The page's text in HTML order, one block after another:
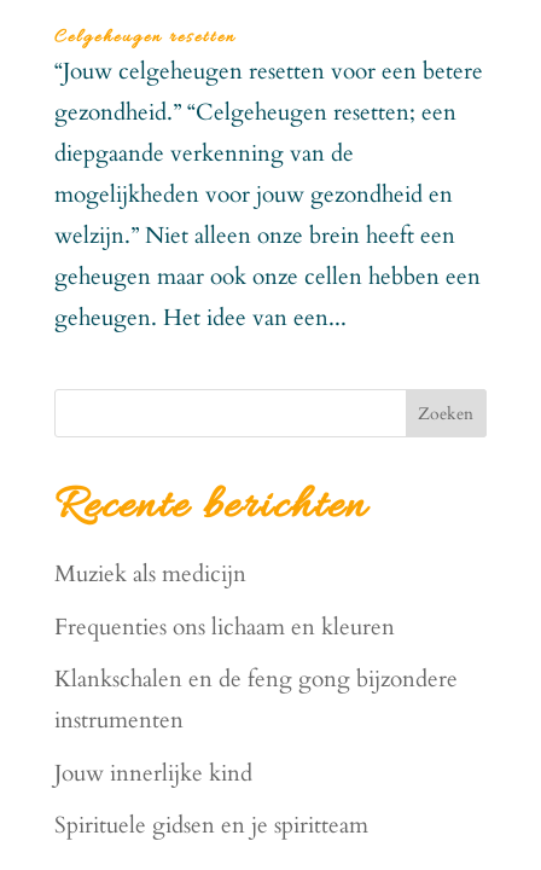
Celgeheugen resetten
“Jouw celgeheugen resetten voor een betere
gezondheid.” “Celgeheugen resetten; een
diepgaande verkenning van de
mogelijkheden voor jouw gezondheid en
welzijn.” Niet alleen onze brein heeft een
geheugen maar ook onze cellen hebben een
geheugen. Het idee van een...
Zoeken
Recente berichten
Muziek als medicijn
Frequenties ons lichaam en kleuren
Klankschalen en de feng gong bijzondere
instrumenten
Jouw innerlijke kind
Spirituele gidsen en je spiritteam